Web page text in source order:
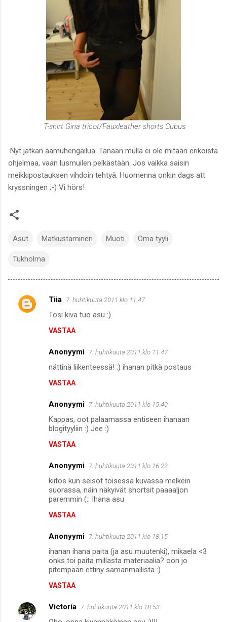
T-shirt Gina tricot/Fauxleather shorts Cubus
Nyt jatkan aamuhengailua. Tänään mulla ei ole mitään erikoista
ohjelmaa, vaan lusmuilen pelkästään. Jos vaikka saisin
meikkipostauksen vihdoin tehtyä. Huomenna onkin dags att
kryssningen ;-) Vi hörs!
Asut Matkustaminen Muoti Oma tyyli
Tukholma
K
Tiia 7. huhtikuuta 2011 klo 11.47
Tosi kiva tuo asu :)
VASTAA
Anonyymi 7. huhtikuuta 2011 klo 11.47
nättinä liikenteessä! :) ihanan pitkä postaus
VASTAA
Anonyymi 7. huhtikuuta 2011 klo 15.40
Kappas, oot palaamassa entiseen ihanaan
blogityyliin :) Jee :)
VASTAA
Anonyymi 7. huhtikuuta 2011 klo 16.22
kiitos kun seisot toisessa kuvassa melkein
suorassa, näin näkyivät shortsit paaaaljon
paremmin (:: Ihana asu
VASTAA
Anonyymi 7. huhtikuuta 2011 klo 18.15
ihanan ihana paita (ja asu muutenki), mikaela <3
onks toi paita millasta materiaalia? oon jo
pitempään ettiny samanmallista :)
VASTAA
Victoria 7. huhtikuuta 2011 klo 18.53